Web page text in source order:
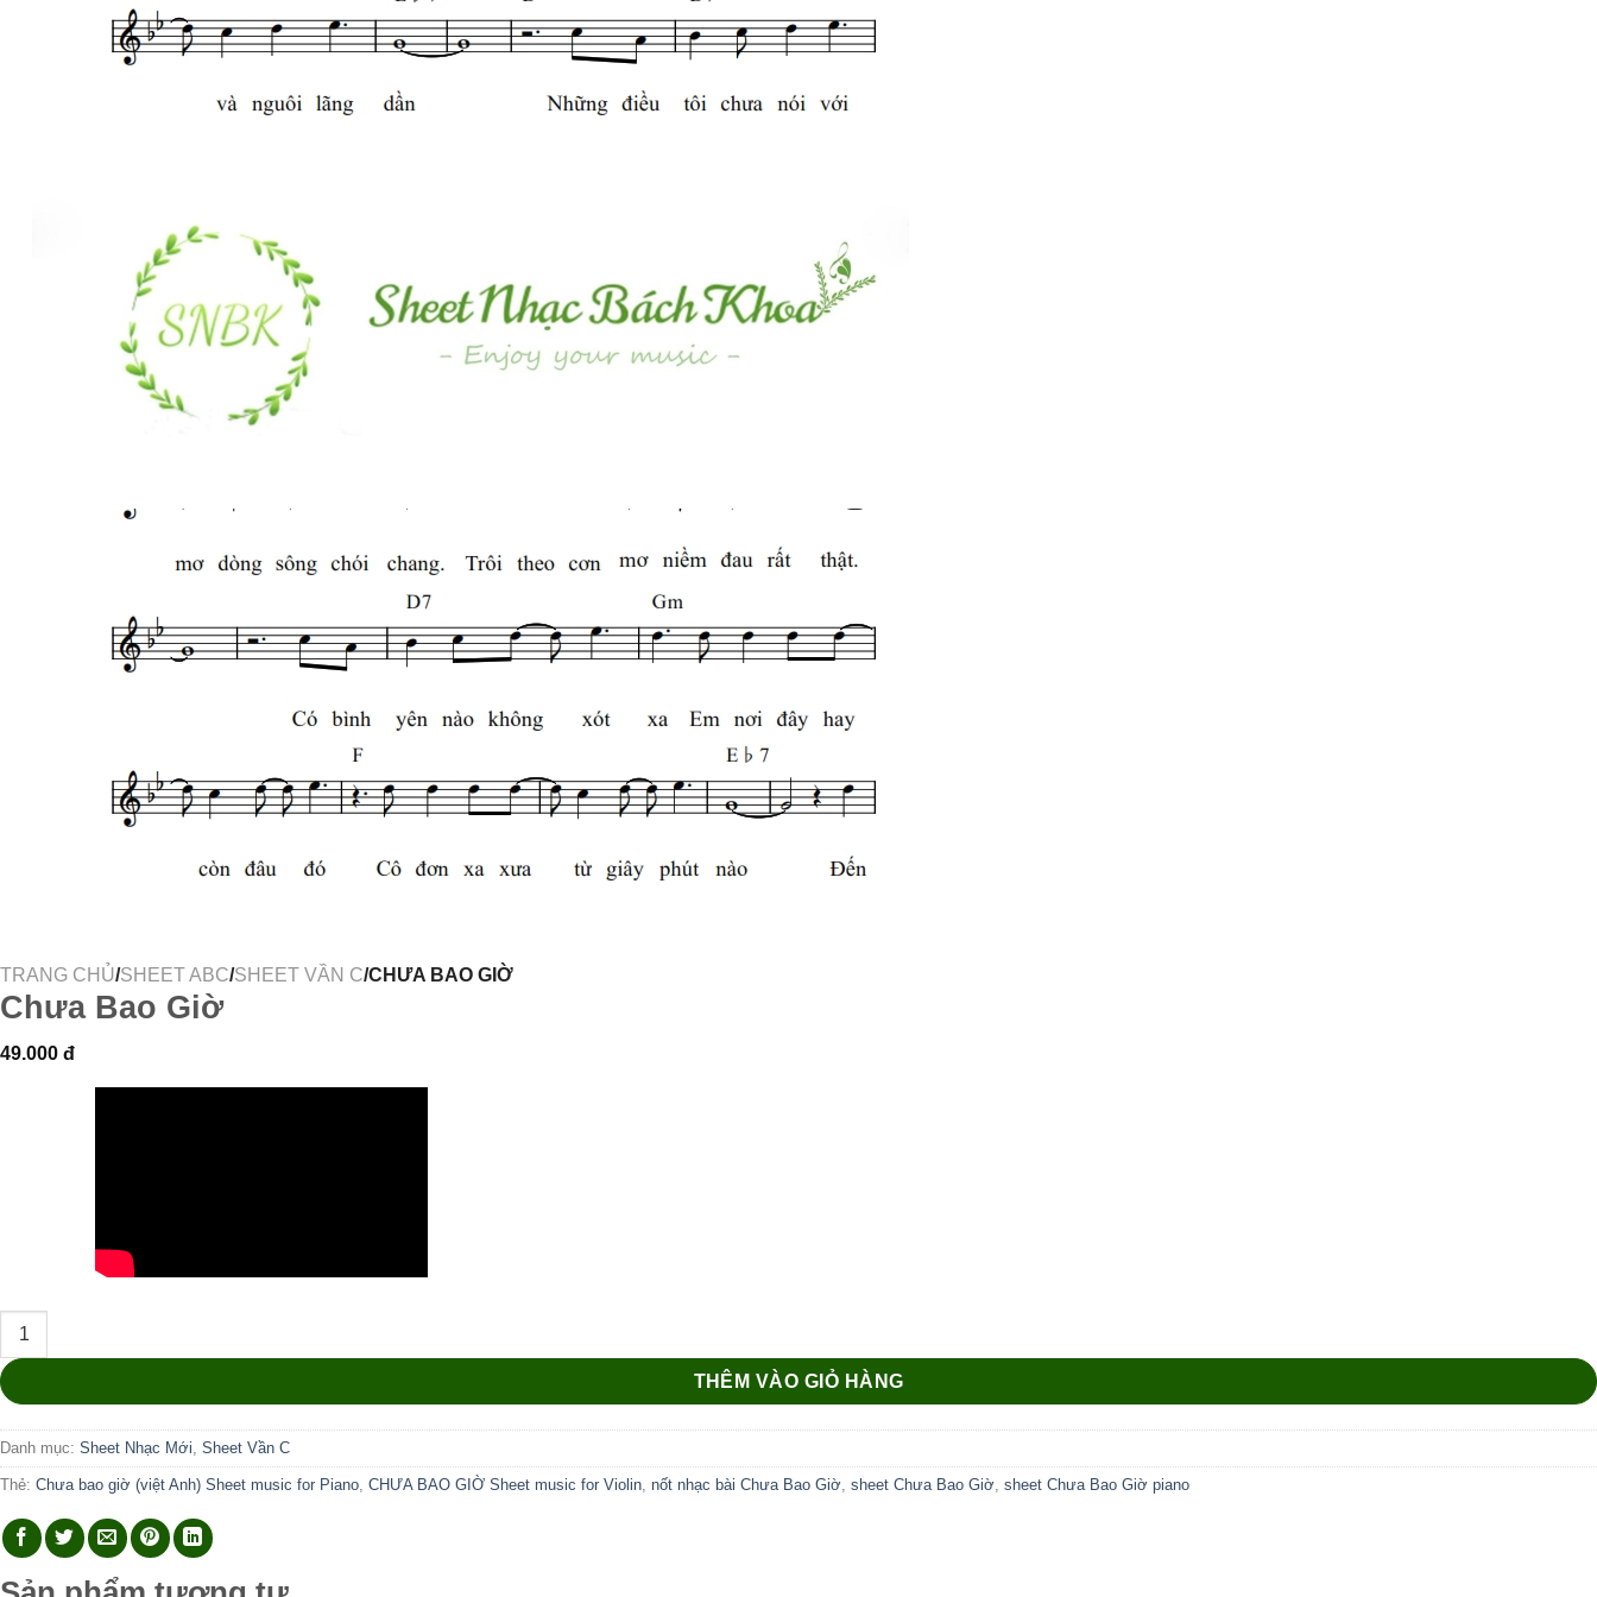
TRANG CHỦ/SHEET ABC/SHEET VẦN C/CHƯA BAO GIỜ
Chưa Bao Giờ
49.000 đ
Chưa Bao Giờ số lượng
THÊM VÀO GIỎ HÀNG
Danh mục: Sheet Nhạc Mới, Sheet Vần C
Thẻ: Chưa bao giờ (việt Anh) Sheet music for Piano, CHƯA BAO GIỜ Sheet music for Violin, nốt nhạc bài Chưa Bao Giờ, sheet Chưa Bao Giờ, sheet Chưa Bao Giờ piano